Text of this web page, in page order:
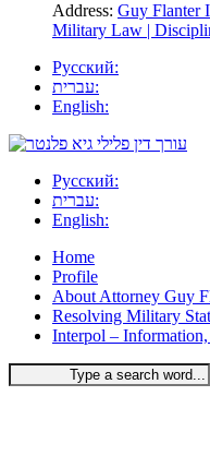
Address: Guy Flanter
Military Law |
Русский:
עברית:
English:
Русский:
עברית:
English:
Home
Profile
About Attorney Guy
Resolving Military
Interpol –